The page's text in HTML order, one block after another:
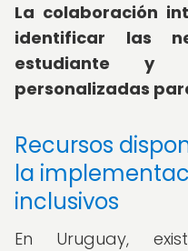
La colaboración
identificar las
estudiante y
personalizadas
Recursos
la
inclusivos
En Uruguay,